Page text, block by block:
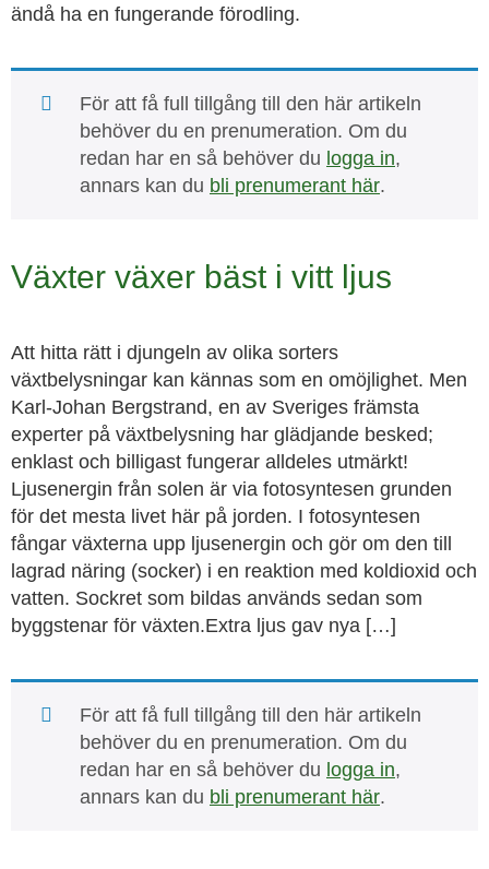
ändå ha en fungerande förodling.
För att få full tillgång till den här artikeln
behöver du en prenumeration. Om du
redan har en så behöver du logga in,
annars kan du bli prenumerant här.
Växter växer bäst i vitt ljus
Att hitta rätt i djungeln av olika sorters
växtbelysningar kan kännas som en omöjlighet. Men
Karl-Johan Bergstrand, en av Sveriges främsta
experter på växtbelysning har glädjande besked;
enklast och billigast fungerar alldeles utmärkt!
Ljusenergin från solen är via fotosyntesen grunden
för det mesta livet här på jorden. I fotosyntesen
fångar växterna upp ljusenergin och gör om den till
lagrad näring (socker) i en reaktion med koldioxid och
vatten. Sockret som bildas används sedan som
byggstenar för växten.Extra ljus gav nya […]
För att få full tillgång till den här artikeln
behöver du en prenumeration. Om du
redan har en så behöver du logga in,
annars kan du bli prenumerant här.